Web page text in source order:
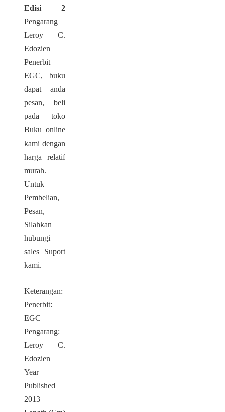
Edisi 2
Pengarang
Leroy C.
Edozien
Penerbit
EGC, buku
dapat anda
pesan, beli
pada toko
Buku online
kami dengan
harga relatif
murah.
Untuk
Pembelian,
Pesan,
Silahkan
hubungi
sales Suport
kami.
Keterangan:
Penerbit:
EGC
Pengarang:
Leroy C.
Edozien
Year
Published
2013